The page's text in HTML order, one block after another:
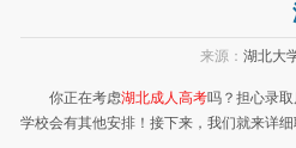
来源： 湖北大
你正在考虑湖北成人高考吗？担心录
学校会有其他安排！接下来，我们就来详